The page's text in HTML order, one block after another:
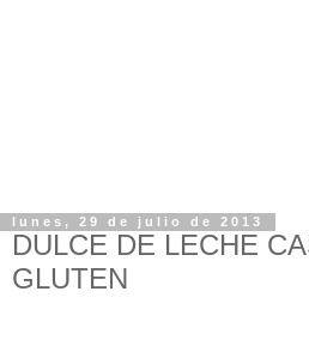
lunes, 29 de julio de 2013
DULCE DE LECHE
GLUTEN